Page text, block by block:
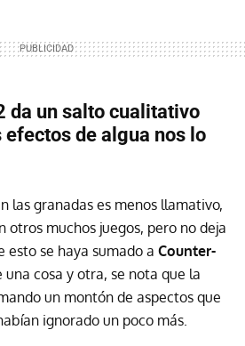
da un salto cualitativo
de algua nos lo
las granadas es menos llamativo,
otros muchos juegos, pero no deja
esto se haya sumado a Counter-
una cosa y otra, se nota que la
un montón de aspectos que
ignorado un poco más.